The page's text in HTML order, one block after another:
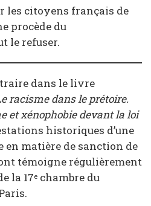
les citoyens français de
procède du
le refuser.
dans le livre
racisme dans le prétoire.
et xénophobie devant la loi
historiques d’une
matière de sanction de
témoigne régulièrement
la 17e chambre du